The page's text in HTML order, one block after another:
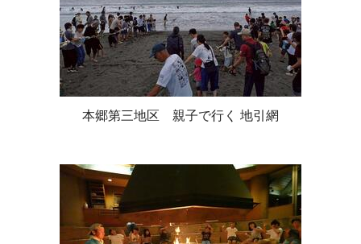
本郷第三地区 親子で行く 地引網